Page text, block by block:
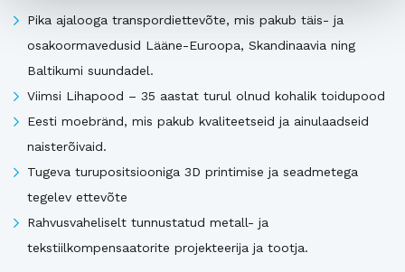
Pika ajalooga transpordiettevõte, mis pakub täis- ja
osakoormavedusid Lääne-Euroopa, Skandinaavia ning
Baltikumi suundadel.
Viimsi Lihapood – 35 aastat turul olnud kohalik toidupood
Eesti moebränd, mis pakub kvaliteetseid ja ainulaadseid
naisterõivaid.
Tugeva turupositsiooniga 3D printimise ja seadmetega
tegelev ettevõte
Rahvusvaheliselt tunnustatud metall- ja
tekstiilkompensaatorite projekteerija ja tootja.